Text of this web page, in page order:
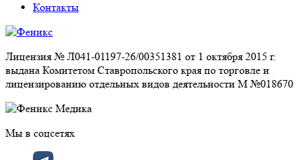
Контакты
Лицензия № Л041-01197-26/00351381 от 1 октября 2015 г.
выдана Комитетом Ставропольского края по торговле и
лицензированию отдельных видов деятельности М №018670
Мы в соцсетях